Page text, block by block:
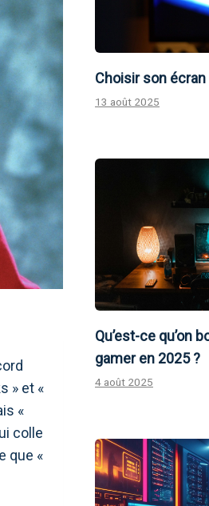
» et «
«
colle
que «
Choisir son écran
13 août 2025
Qu’est-ce qu’on
gamer en 2025 ?
4 août 2025